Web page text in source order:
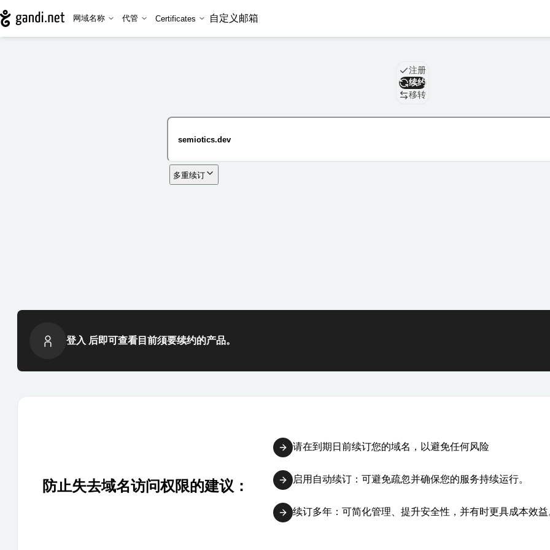
网域名称 代管 Certificates 自定义邮箱
域名注册
续约
移转
多重续订
登入 后即可查看目前须要续约的产品。
防止失去域名访问权限的建议：
请在到期日前续订您的域名，以避免任何风险
启用自动续订：可避免疏忽并确保您的服务持续运行。
续订多年：可简化管理、提升安全性，并有时更具成本效益